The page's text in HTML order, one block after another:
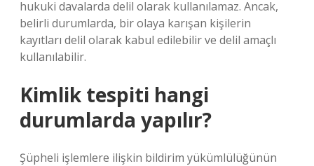
hukuki davalarda delil olarak kullanılamaz. Ancak,
belirli durumlarda, bir olaya karışan kişilerin
kayıtları delil olarak kabul edilebilir ve delil amaçlı
kullanılabilir.
Kimlik tespiti hangi
durumlarda yapılır?
Şüpheli işlemlere ilişkin bildirim yükümlülüğünün